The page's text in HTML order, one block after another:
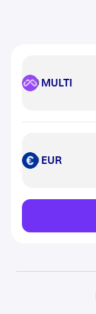
MULTI MULTI
EUR EUR